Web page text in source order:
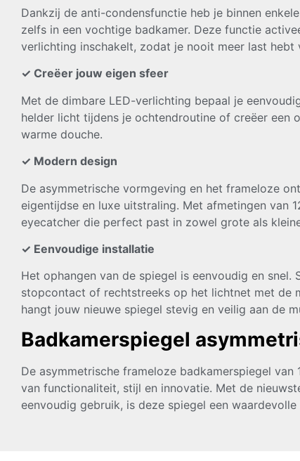
Dankzij de anti-condensfunctie heb je binnen
zelfs in een vochtige badkamer. Deze functie
verlichting inschakelt, zodat je nooit meer last hebt
✓ Creëer jouw eigen sfeer
Met de dimbare LED-verlichting bepaal je
helder licht tijdens je ochtendroutine of creëer een
warme douche.
✓ Modern design
De asymmetrische vormgeving en het frameloze
eigentijdse en luxe uitstraling. Met afmetingen van
eyecatcher die perfect past in zowel grote als
✓ Eenvoudige installatie
Het ophangen van de spiegel is eenvoudig en
stopcontact of rechtstreeks op het lichtnet met de
hangt jouw nieuwe spiegel stevig en veilig aan de
Badkamerspiegel
De asymmetrische frameloze badkamerspiegel
van functionaliteit, stijl en innovatie. Met de
eenvoudig gebruik, is deze spiegel een